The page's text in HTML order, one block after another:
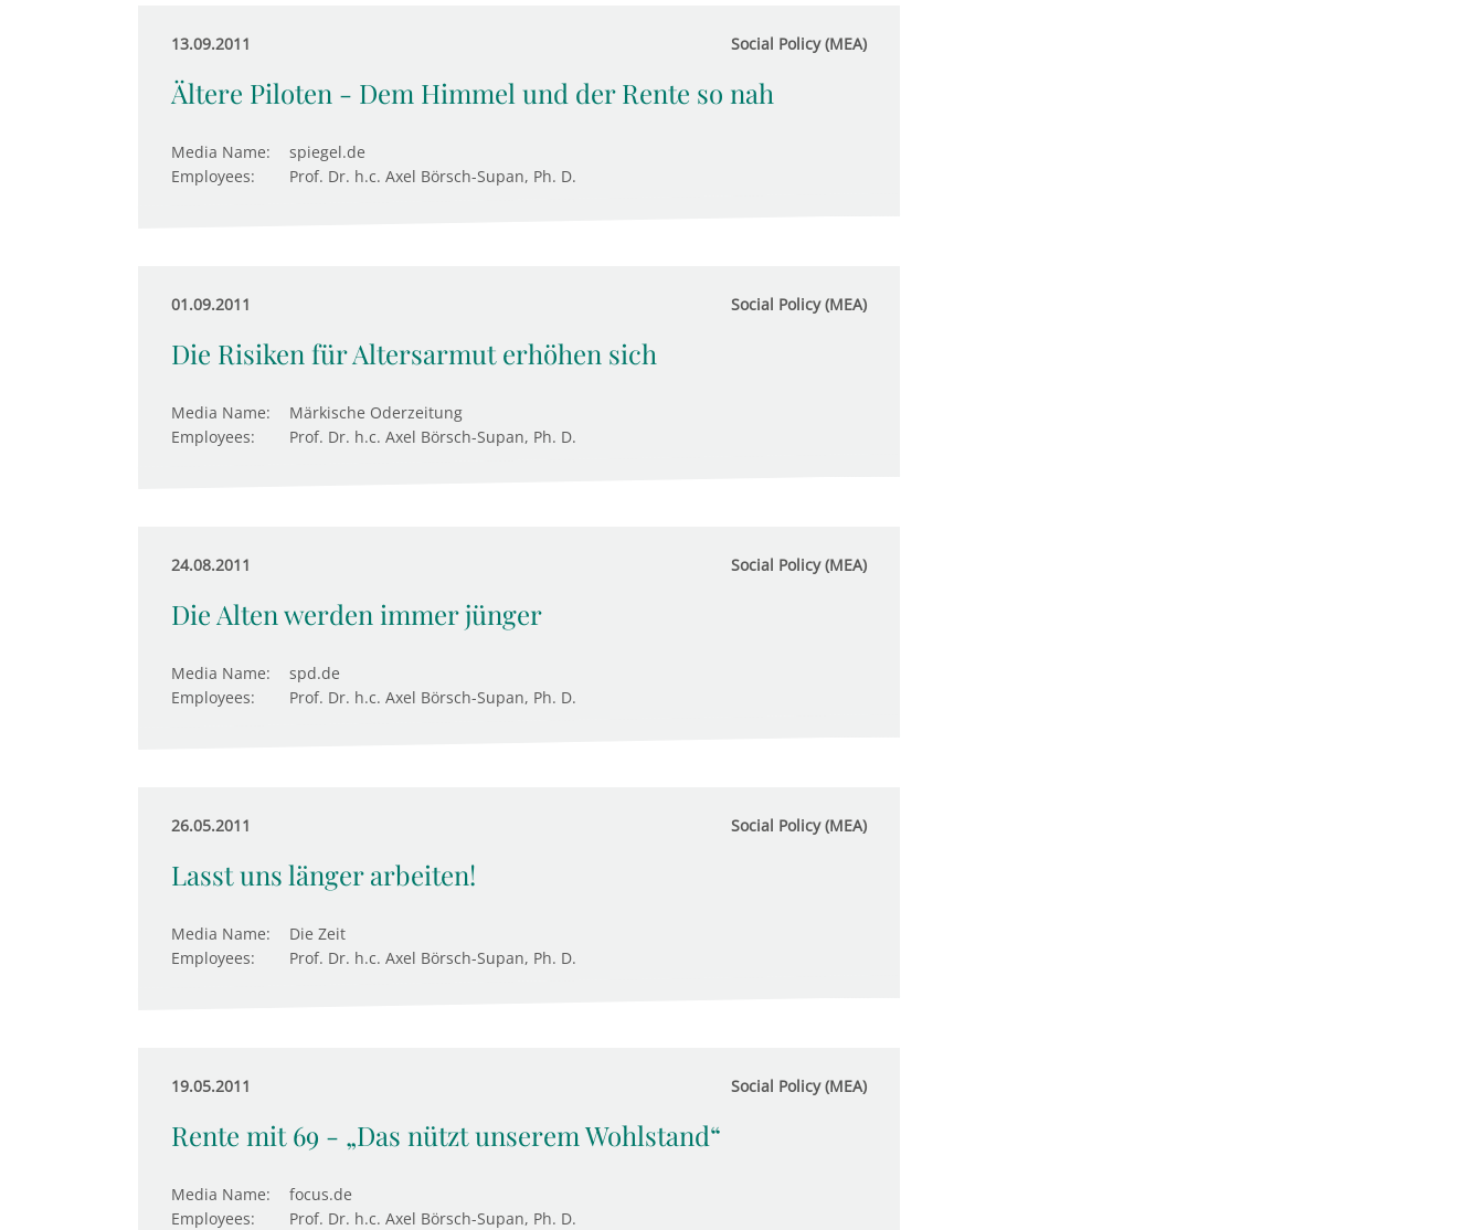
13.09.2011 Social Policy (MEA)
Ältere Piloten - Dem Himmel und der Rente so nah
Media Name:
spiegel.de
Employees:
Prof. Dr. h.c. Axel Börsch-Supan, Ph. D.
01.09.2011 Social Policy (MEA)
Die Risiken für Altersarmut erhöhen sich
Media Name:
Märkische Oderzeitung
Employees:
Prof. Dr. h.c. Axel Börsch-Supan, Ph. D.
24.08.2011 Social Policy (MEA)
Die Alten werden immer jünger
Media Name:
spd.de
Employees:
Prof. Dr. h.c. Axel Börsch-Supan, Ph. D.
26.05.2011 Social Policy (MEA)
Lasst uns länger arbeiten!
Media Name:
Die Zeit
Employees:
Prof. Dr. h.c. Axel Börsch-Supan, Ph. D.
19.05.2011 Social Policy (MEA)
Rente mit 69 - „Das nützt unserem Wohlstand“
Media Name:
focus.de
Employees:
Prof. Dr. h.c. Axel Börsch-Supan, Ph. D.